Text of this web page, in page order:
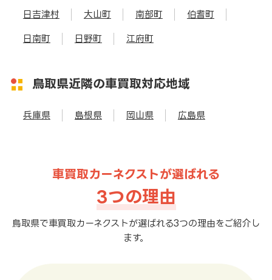
日吉津村 大山町 南部町 伯耆町
日南町 日野町 江府町
鳥取県近隣の車買取対応地域
兵庫県 島根県 岡山県 広島県
車買取カーネクストが選ばれる
3つの理由
鳥取県で車買取カーネクストが選ばれる3つの理由をご紹介し
ます。